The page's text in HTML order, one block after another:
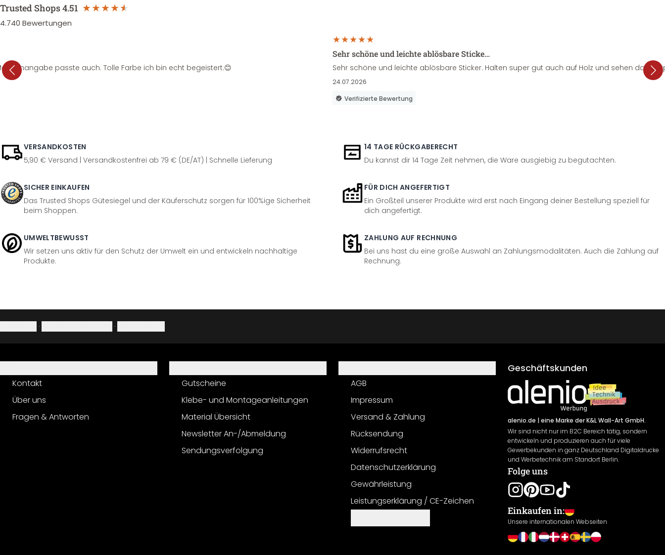
Trusted Shops4.51
4.740 Bewertungen
passte auch. Tolle Farbe ich bin echt begeistert.😊
Sehr schöne und leichte ablösbare Sticke…
Sehr schöne und leichte ablösbare Sticker. Halten super gut auch auf Holz und sehen dazu
24.07.2026
Verifizierte Bewertung
VERSANDKOSTEN
5,90 € Versand | Versandkostenfrei ab 79 € (DE/AT) | Schnelle Lieferung
14 TAGE RÜCKGABERECHT
Du kannst dir 14 Tage Zeit nehmen, die Ware ausgiebig zu begutachten.
SICHER EINKAUFEN
Das Trusted Shops Gütesiegel und der Käuferschutz sorgen für 100%ige Sicherheit
beim Shoppen.
FÜR DICH ANGEFERTIGT
Ein Großteil unserer Produkte wird erst nach Eingang deiner Bestellung speziell für
dich angefertigt.
UMWELTBEWUSST
Wir setzen uns aktiv für den Schutz der Umwelt ein und entwickeln nachhaltige
Produkte.
ZAHLUNG AUF RECHNUNG
Bei uns hast du eine große Auswahl an Zahlungsmodalitäten. Auch die Zahlung auf
Rechnung.
· ·
Kontakt
Über uns
Fragen & Antworten
Gutscheine
Klebe- und Montageanleitungen
Material Übersicht
Newsletter An-/Abmeldung
Sendungsverfolgung
AGB
Impressum
Versand & Zahlung
Rücksendung
Widerrufsrecht
Datenschutzerklärung
Gewährleistung
Leistungserklärung / CE-Zeichen
Geschäftskunden
alenio.de | eine Marke der K&L Wall-Art GmbH.
Wir sind nicht nur im B2C Bereich tätig, sondern
entwickeln und produzieren auch für viele
Gewerbekunden in ganz Deutschland Digitaldrucke
und Werbetechnik am Standort Berlin.
Folge uns
Einkaufen in:
Unsere internationalen Webseiten